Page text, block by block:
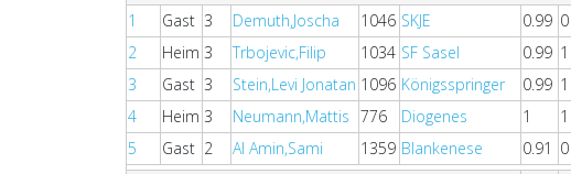
1
Gast 3 Demuth,Joscha 1046 SKJE 0.99 0
2
Heim 3 Trbojevic,Filip 1034 SF Sasel 0.99 1
3
Gast 3 Stein,Levi Jonatan 1096 Königsspringer 0.99 1
4
Heim 3 Neumann,Mattis 776 Diogenes 1
1
5
Gast 2 Al Amin,Sami 1359 Blankenese 0.91 0